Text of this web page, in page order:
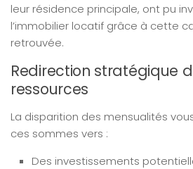
leur résidence principale, ont pu
l’immobilier locatif grâce à cette
retrouvée.
Redirection stratégique
ressources
La disparition des mensualités
ces sommes vers :
Des investissements